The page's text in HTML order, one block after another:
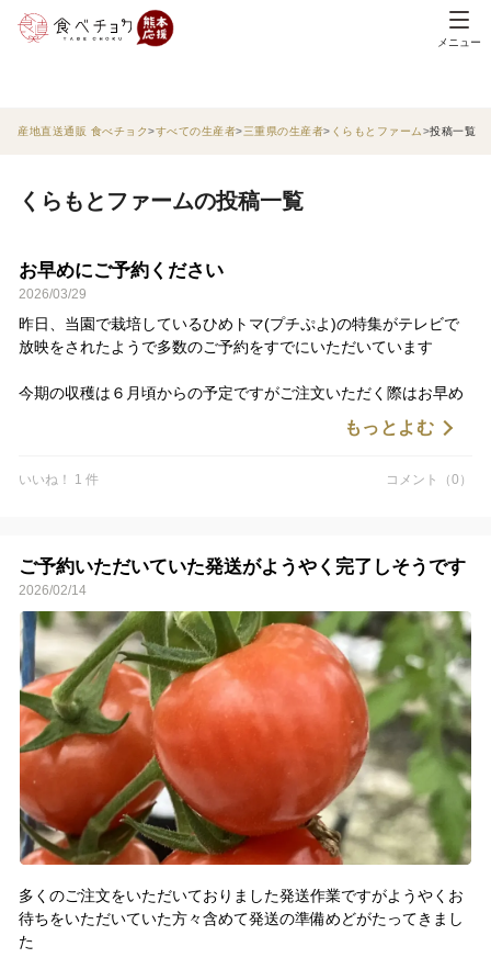
メニュー
産地直送通販 食べチョク すべての生産者 三重県の生産者 くらもとファーム 投稿一覧
くらもとファームの投稿一覧
お早めにご予約ください
2026/03/29
昨日、当園で栽培しているひめトマ(プチぷよ)の特集がテレビで
放映をされたようで多数のご予約をすでにいただいています
今期の収穫は６月頃からの予定ですがご注文いただく際はお早め
もっとよむ
いいね！ 1 件 コメント（0）
ご予約いただいていた発送がようやく完了しそうです
2026/02/14
多くのご注文をいただいておりました発送作業ですがようやくお
待ちをいただいていた方々含めて発送の準備めどがたってきまし
た